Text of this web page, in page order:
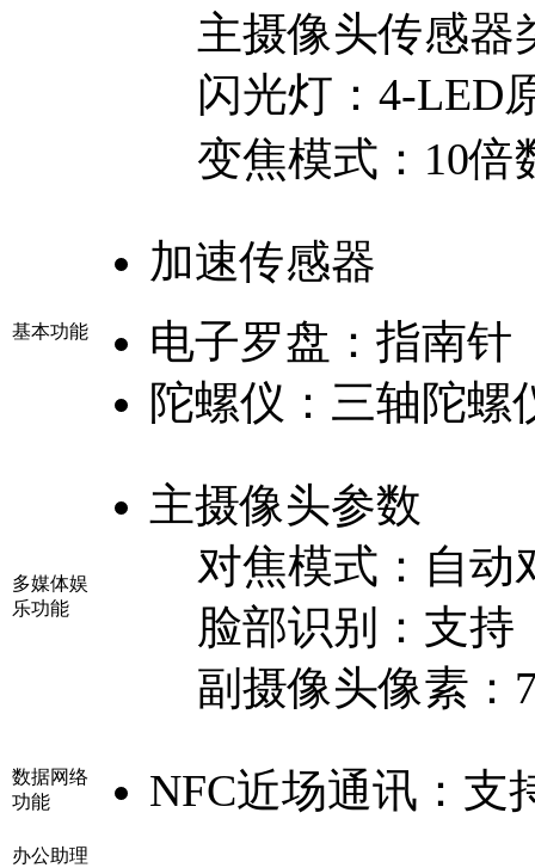
主摄像头传感器
闪光灯： 4-LED
变焦模式： 10
基本功能
加速传感器
电子罗盘： 指南针
陀螺仪： 三轴陀螺
多媒体娱
乐功能
主摄像头参数
对焦模式： 自动
脸部识别： 支持
副摄像头像素：
数据网络
功能
NFC近场通讯： 支
办公助理